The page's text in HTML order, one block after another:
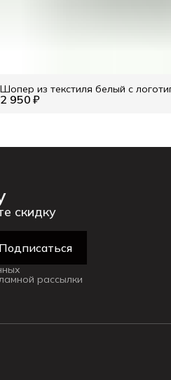
2 950 ₽
Шопер из текстиля белый с
скидку
Подписаться
рассылки